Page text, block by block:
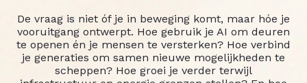
De vraag is niet óf je in beweging komt, maar hóe je
vooruitgang ontwerpt. Hoe gebruik je AI om deuren
te openen én je mensen te versterken? Hoe verbind
je generaties om samen nieuwe mogelijkheden te
scheppen? Hoe groei je verder terwijl